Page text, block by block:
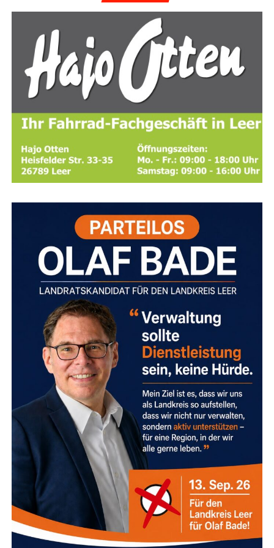
und Am Bin­gu­mer Deich.Da die Stra­ße in ihrer
gesam­ten Län­ge gesperrt wird,
ist kei­ne Umlei­tung
vorgesehen.
Diens­tag, 11. August 2026 (07:00 bis 20:00 Uhr):
Zie­ge­lei­stra­ße (2. und 3. Bau­ab­schnitt)
zwei­te Abschnitt liegt zwi­schen Bing­um­gas­ter
Stra­ße und An der Mat­thäi­kir­che,der drit­te
Abschnitt zwi­schen An der Mat­thäi­kir­che und Am
Bin­gu­mer Deich.
Bei­de Abschnit­te wer­den par­al­lel
gesperrt.
Eine Umlei­tung wird über die Zie­ge­lei­
stra­ße,die Ems­stra­ße (B 436) und Am Bin­gu­mer
Deich eingerichtet.
Diens­tag, 11. August, und Mitt­woch, 12. August
2026 (jeweils 07:00 bis 20:00 Uhr): Bing­um­gas­
ter Stra­ße Der gesperr­te Abschnitt befin­det sich
zwi­schen Zie­ge­lei­stra­ße und Efeu­stra­ße.Die
Umlei­tung führt über die Zie­ge­lei­stra­ße und die
Efeustraße.
Don­ners­tag, 13. August, und Frei­tag, 14.
August 2026 (jeweils 07:00 bis 20:00 Uhr):
Weiß­dorn­stra­ße, Rot­dorn­stra­ße, Von-Bodel­
schwingh-Stra­ße
Die­se Stra­ßen wer­den nach­ein­
an­der gesperrt, begin­nend mit der Von-Bodel­
schwingh-Stra­ße. Da es sich hier­bei jeweils um
Sack­gas­sen han­delt,
ist kei­ne Umlei­tung für den
Kraft­fahr­zeug­ver­kehr möglich.
Wich­ti­ge Hin­wei­se für Anlie­ger und Rettungskräfte
Trotz der Voll­sper­run­gen gel­ten wich­ti­ge
Ausnahmeregelungen:
und konn­te für sei­ne Ent­wick­lung das
DE 10 2007 032 008
erwir­ken. Heu­te ver­mark­tet er sein
Pro­dukt seit vie­len Jah­ren erfolg­reich. Das Patent ver­
schafft ihm dabei eine geschütz­te Markt­po­si­ti­on und
schützt sei­ne Inno­va­ti­on vor Nachahmern.
Immer infor­miert mit „Wir Leera­ner“ & dem
LeserECHO-Portal!
Wis­sen, was in der Regi­on los ist? Die Face­
book-Sei­te„Wir Leera­ner“
und das digi­ta­le
Nach­rich­ten­por­tal
„Lese­r­ECHO“
lie­fern Ihnen
alle wich­ti­gen Neu­ig­kei­ten, Ver­an­stal­tungs­tipps
und Geschich­ten direkt aus der Heimat.